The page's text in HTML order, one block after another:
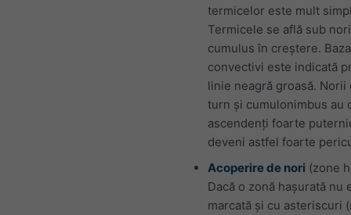
termicelor este mult
Termicele se află sub
cumulus în creștere.
convectivi este indicată
linie neagră groasă. Norii
turn și cumulonimbus au
ascendenți foarte
deveni astfel foarte
Acoperire de nori (zone
Dacă o zonă hașurată nu
marcată și cu asteriscuri